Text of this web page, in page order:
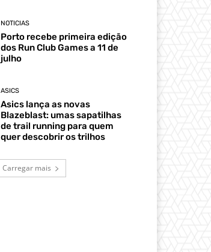
NOTICIAS
Porto recebe primeira edição
dos Run Club Games a 11 de
julho
ASICS
Asics lança as novas
Blazeblast: umas sapatilhas
de trail running para quem
quer descobrir os trilhos
Carregar mais